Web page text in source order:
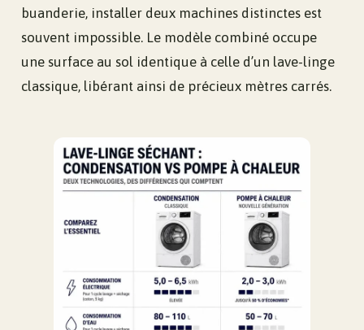
buanderie, installer deux machines distinctes est
souvent impossible. Le modèle combiné occupe
une surface au sol identique à celle d’un lave-linge
classique, libérant ainsi de précieux mètres carrés.